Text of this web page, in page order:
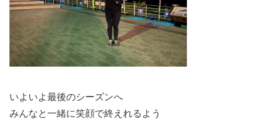
いよいよ最後のシーズンへ
みんなと一緒に笑顔で終えれるよう